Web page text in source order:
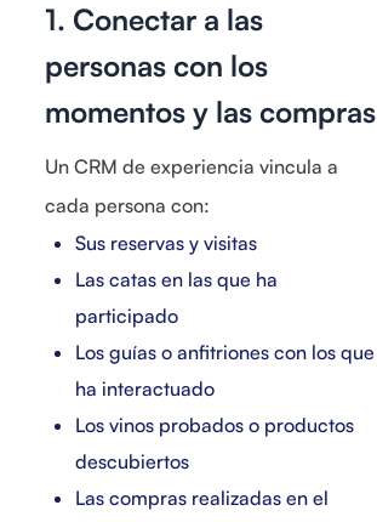
1. Conectar a las
personas con los
momentos y las compras
Un CRM de experiencia vincula a
cada persona con:
Sus reservas y visitas
Las catas en las que ha
participado
Los guías o anfitriones con los que
ha interactuado
Los vinos probados o productos
descubiertos
Las compras realizadas en el